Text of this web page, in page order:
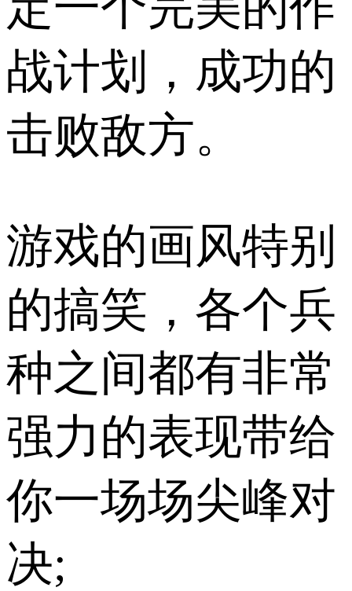
战计划，成功的
击败敌方。
游戏的画风特别
的搞笑，各个兵
种之间都有非常
强力的表现带给
你一场场尖峰对
决;